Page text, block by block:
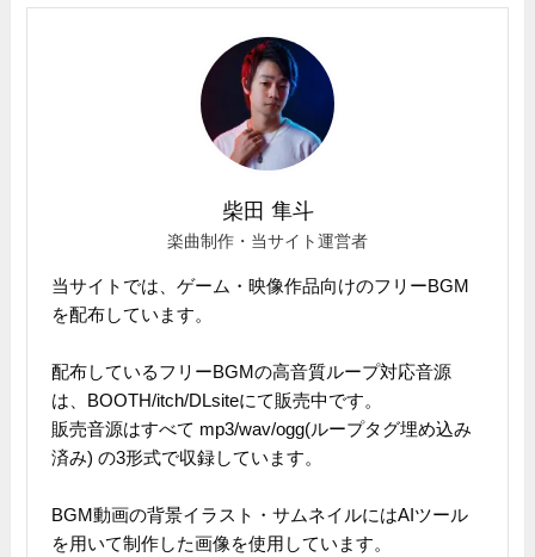
柴田 隼斗
楽曲制作・当サイト運営者
当サイトでは、ゲーム・映像作品向けのフリーBGM
を配布しています。
配布しているフリーBGMの高音質ループ対応音源
は、BOOTH/itch/DLsiteにて販売中です。
販売音源はすべて mp3/wav/ogg(ループタグ埋め込み
済み) の3形式で収録しています。
BGM動画の背景イラスト・サムネイルにはAIツール
を用いて制作した画像を使用しています。